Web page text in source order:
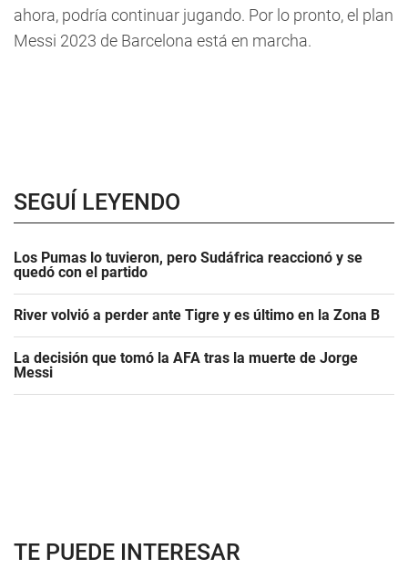
ahora, podría continuar jugando. Por lo pronto, el plan
Messi 2023 de Barcelona está en marcha.
SEGUÍ LEYENDO
Los Pumas lo tuvieron, pero Sudáfrica reaccionó y se
quedó con el partido
River volvió a perder ante Tigre y es último en la Zona B
La decisión que tomó la AFA tras la muerte de Jorge
Messi
TE PUEDE INTERESAR